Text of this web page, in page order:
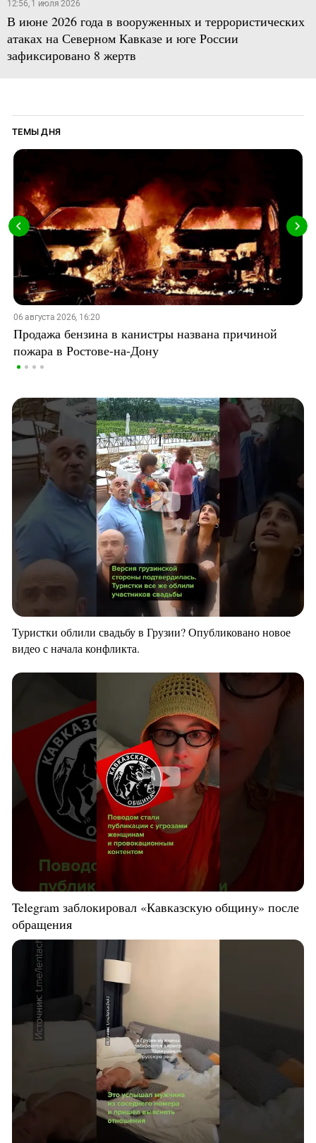
12:56, 1 июля 2026
В июне 2026 года в вооруженных и террористических
атаках на Северном Кавказе и юге России
зафиксировано 8 жертв
ТЕМЫ ДНЯ
06 августа 2026, 16:20
Продажа бензина в канистры названа причиной
пожара в Ростове-на-Дону
Туристки облили свадьбу в Грузии? Опубликовано новое
видео с начала конфликта.
Telegram заблокировал «Кавказскую общину» после
обращения